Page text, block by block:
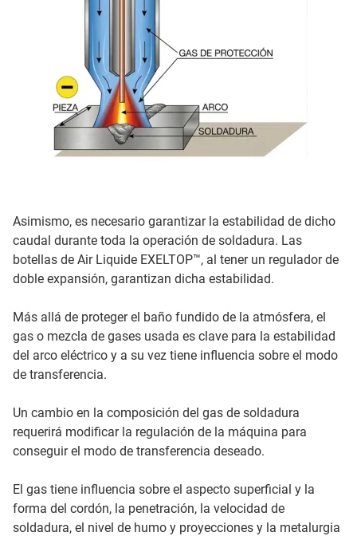
Asimismo, es necesario garantizar la estabilidad de dicho
caudal durante toda la operación de soldadura. Las
botellas de Air Liquide EXELTOP™, al tener un regulador de
doble expansión, garantizan dicha estabilidad.
Más allá de proteger el baño fundido de la atmósfera, el
gas o mezcla de gases usada es clave para la estabilidad
del arco eléctrico y a su vez tiene influencia sobre el modo
de transferencia.
Un cambio en la composición del gas de soldadura
requerirá modificar la regulación de la máquina para
conseguir el modo de transferencia deseado.
El gas tiene influencia sobre el aspecto superficial y la
forma del cordón, la penetración, la velocidad de
soldadura, el nivel de humo y proyecciones y la metalurgia